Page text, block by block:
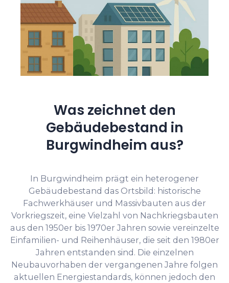
Was zeichnet den
Gebäudebestand in
Burgwindheim aus?
In Burgwindheim prägt ein heterogener
Gebäudebestand das Ortsbild: historische
Fachwerkhäuser und Massivbauten aus der
Vorkriegszeit, eine Vielzahl von Nachkriegsbauten
aus den 1950er bis 1970er Jahren sowie vereinzelte
Einfamilien- und Reihenhäuser, die seit den 1980er
Jahren entstanden sind. Die einzelnen
Neubauvorhaben der vergangenen Jahre folgen
aktuellen Energiestandards, können jedoch den